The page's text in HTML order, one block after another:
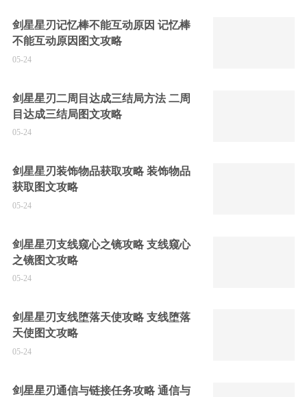
剑星星刃记忆棒不能互动原因 记忆棒
不能互动原因图文攻略
05-24
剑星星刃二周目达成三结局方法 二周
目达成三结局图文攻略
05-24
剑星星刃装饰物品获取攻略 装饰物品
获取图文攻略
05-24
剑星星刃支线窥心之镜攻略 支线窥心
之镜图文攻略
05-24
剑星星刃支线堕落天使攻略 支线堕落
天使图文攻略
05-24
剑星星刃通信与链接任务攻略 通信与